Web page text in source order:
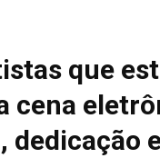
que
cena
dedicação